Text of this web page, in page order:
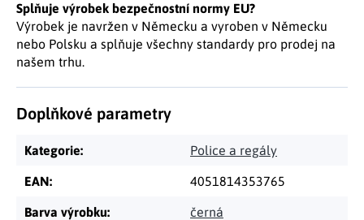
Splňuje výrobek bezpečnostní normy EU?
Výrobek je navržen v Německu a vyroben v Německu
nebo Polsku a splňuje všechny standardy pro prodej na
našem trhu.
Doplňkové parametry
Kategorie: Police a regály
EAN: 4051814353765
Barva výrobku: černá